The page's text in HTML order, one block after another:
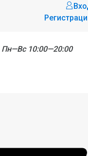
Пн—Вс 10:00—20:00